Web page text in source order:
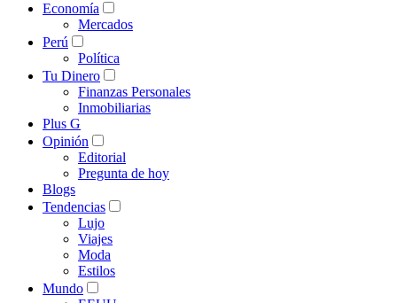
Economía
Mercados
Perú
Política
Tu Dinero
Finanzas Personales
Inmobiliarias
Plus G
Opinión
Editorial
Pregunta de hoy
Blogs
Tendencias
Lujo
Viajes
Moda
Estilos
Mundo